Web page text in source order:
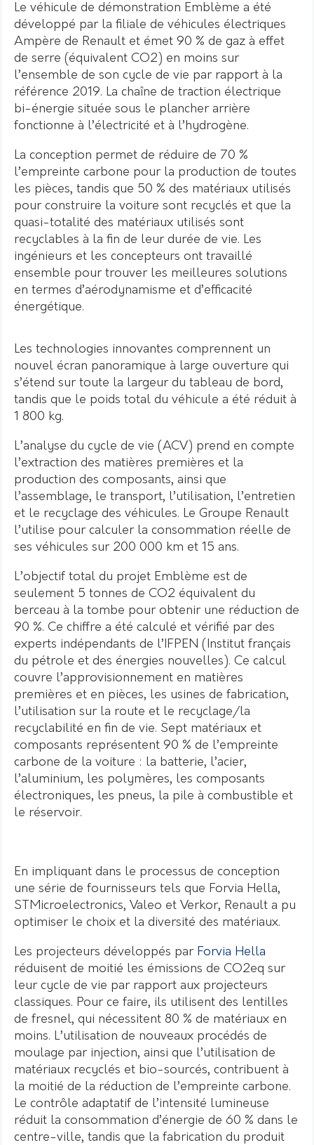
Le véhicule de démonstration Emblème a été
développé par la filiale de véhicules électriques
Ampère de Renault et émet 90 % de gaz à effet
de serre (équivalent CO2) en moins sur
l’ensemble de son cycle de vie par rapport à la
référence 2019. La chaîne de traction électrique
bi-énergie située sous le plancher arrière
fonctionne à l’électricité et à l’hydrogène.
La conception permet de réduire de 70 %
l’empreinte carbone pour la production de toutes
les pièces, tandis que 50 % des matériaux utilisés
pour construire la voiture sont recyclés et que la
quasi-totalité des matériaux utilisés sont
recyclables à la fin de leur durée de vie. Les
ingénieurs et les concepteurs ont travaillé
ensemble pour trouver les meilleures solutions
en termes d’aérodynamisme et d’efficacité
énergétique.
Les technologies innovantes comprennent un
nouvel écran panoramique à large ouverture qui
s’étend sur toute la largeur du tableau de bord,
tandis que le poids total du véhicule a été réduit à
1 800 kg.
L’analyse du cycle de vie (ACV) prend en compte
l’extraction des matières premières et la
production des composants, ainsi que
l’assemblage, le transport, l’utilisation, l’entretien
et le recyclage des véhicules. Le Groupe Renault
l’utilise pour calculer la consommation réelle de
ses véhicules sur 200 000 km et 15 ans.
L’objectif total du projet Emblème est de
seulement 5 tonnes de CO2 équivalent du
berceau à la tombe pour obtenir une réduction de
90 %. Ce chiffre a été calculé et vérifié par des
experts indépendants de l’IFPEN (Institut français
du pétrole et des énergies nouvelles). Ce calcul
couvre l’approvisionnement en matières
premières et en pièces, les usines de fabrication,
l’utilisation sur la route et le recyclage/la
recyclabilité en fin de vie. Sept matériaux et
composants représentent 90 % de l’empreinte
carbone de la voiture : la batterie, l’acier,
l’aluminium, les polymères, les composants
électroniques, les pneus, la pile à combustible et
le réservoir.
En impliquant dans le processus de conception
une série de fournisseurs tels que Forvia Hella,
STMicroelectronics, Valeo et Verkor, Renault a pu
optimiser le choix et la diversité des matériaux.
Les projecteurs développés par Forvia Hella
réduisent de moitié les émissions de CO2eq sur
leur cycle de vie par rapport aux projecteurs
classiques. Pour ce faire, ils utilisent des lentilles
de fresnel, qui nécessitent 80 % de matériaux en
moins. L’utilisation de nouveaux procédés de
moulage par injection, ainsi que l’utilisation de
matériaux recyclés et bio-sourcés, contribuent à
la moitié de la réduction de l’empreinte carbone.
Le contrôle adaptatif de l’intensité lumineuse
réduit la consommation d’énergie de 60 % dans le
centre-ville, tandis que la fabrication du produit